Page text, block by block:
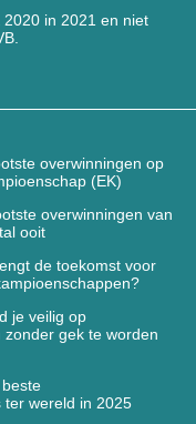
in 2021 en niet
overwinningen op
(EK)
overwinningen van
ooit
de toekomst voor
je veilig op
gek te worden
ter wereld in 2025